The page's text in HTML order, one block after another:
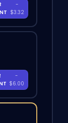
-
$3.32
-
$6.00